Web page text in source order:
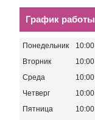
График работы
Понедельник 10:00
Вторник
10:00
Среда
10:00
Четверг
10:00
Пятница
10:00